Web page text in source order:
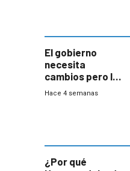
El gobierno
necesita
cambios pero los
ministros tienen
Hace 4 semanas
¿Por qué